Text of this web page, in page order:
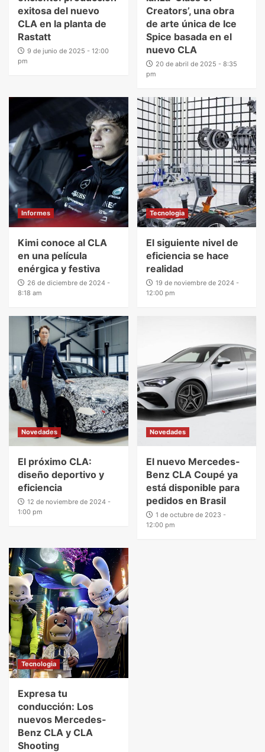
exitosa del nuevo
CLA en la planta de
Rastatt
9 de junio de 2025 - 12:00
pm
Creators’, una obra
de arte única de Ice
Spice basada en el
nuevo CLA
20 de abril de 2025 - 8:35
pm
Informes
Kimi conoce al CLA
en una película
enérgica y festiva
26 de diciembre de 2024 -
8:18 am
Tecnologia
El siguiente nivel de
eficiencia se hace
realidad
19 de noviembre de 2024 -
12:00 pm
Novedades
El próximo CLA:
diseño deportivo y
eficiencia
12 de noviembre de 2024 -
1:00 pm
Novedades
El nuevo Mercedes-
Benz CLA Coupé ya
está disponible para
pedidos en Brasil
1 de octubre de 2023 -
12:00 pm
Tecnologia
Expresa tu
conducción: Los
nuevos Mercedes-
Benz CLA y CLA
Shooting